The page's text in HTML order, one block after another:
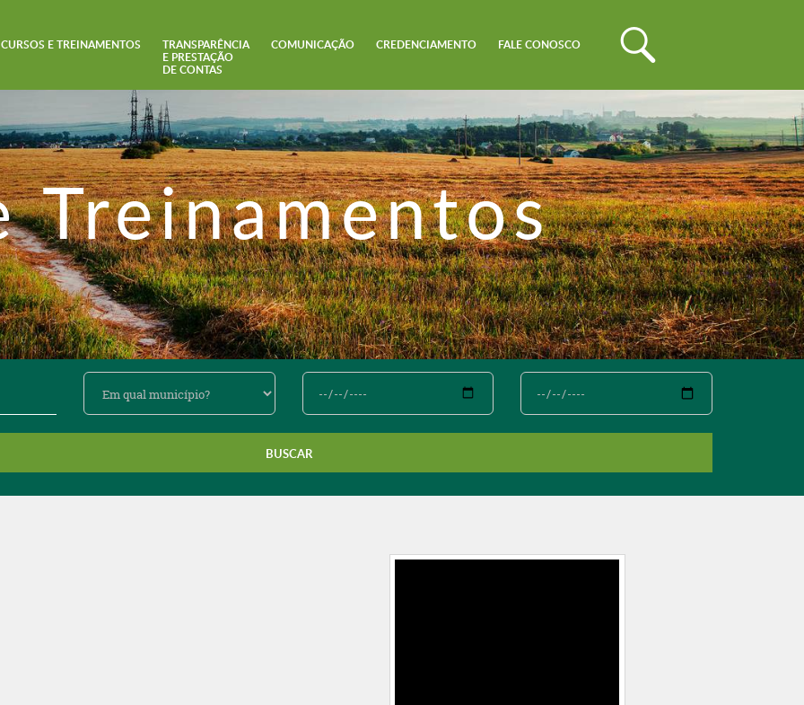
CURSOS E TREINAMENTOS
TRANSPARÊNCIA
E PRESTAÇÃO
DE CONTAS
COMUNICAÇÃO CREDENCIAMENTO FALE CONOSCO
Treinamentos
Em
município?
De Até
BUSCAR